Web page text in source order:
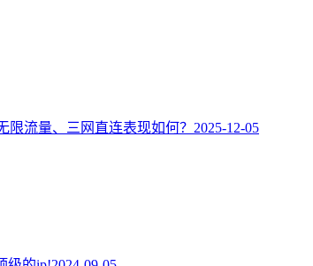
限流量、三网直连表现如何？ 2025-12-05